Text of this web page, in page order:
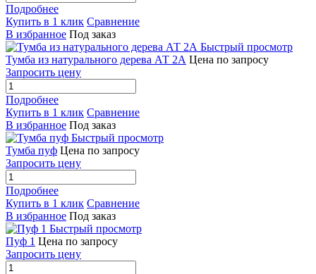
Подробнее
Купить в 1 клик Сравнение
В избранное Под заказ
Быстрый просмотр
Тумба из натурального дерева АТ 2А Цена по запросу
Запросить цену
Подробнее
Купить в 1 клик Сравнение
В избранное Под заказ
Быстрый просмотр
Тумба пуф Цена по запросу
Запросить цену
Подробнее
Купить в 1 клик Сравнение
В избранное Под заказ
Быстрый просмотр
Пуф 1 Цена по запросу
Запросить цену